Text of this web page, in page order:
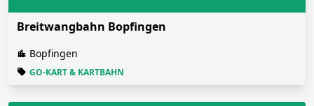
Breitwangbahn Bopfingen
Bopfingen
GO-KART & KARTBAHN